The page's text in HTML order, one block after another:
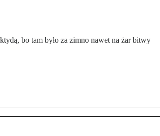
bo tam było za zimno nawet na żar bitwy